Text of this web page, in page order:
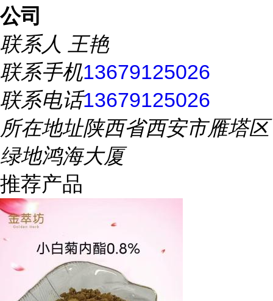
公司
联系人 王艳
联系手机13679125026
联系电话13679125026
所在地址陕西省西安市雁塔区
绿地鸿海大厦
推荐产品